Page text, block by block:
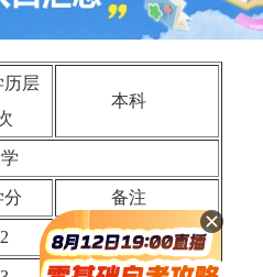
历层
本科
学
分 备注
2